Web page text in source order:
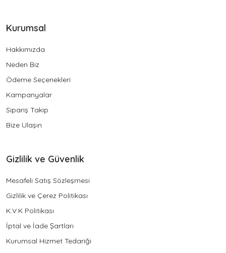
Kurumsal
Hakkımızda
Neden Biz
Ödeme Seçenekleri
Kampanyalar
Sipariş Takip
Bize Ulaşın
Gizlilik ve Güvenlik
Mesafeli Satış Sözleşmesi
Gizlilik ve Çerez Politikası
K.V.K Politikası
İptal ve İade Şartları
Kurumsal Hizmet Tedariği